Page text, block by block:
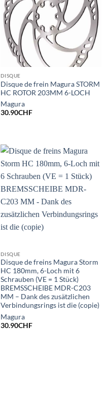
DISQUE
Disque de frein Magura STORM
HC ROTOR 203MM 6-LOCH
Magura
30.90CHF
DISQUE
Disque de freins Magura Storm
HC 180mm, 6-Loch mit 6
Schrauben (VE = 1 Stück)
BREMSSCHEIBE MDR-C203
MM – Dank des zusätzlichen
Verbindungsrings ist die (copie)
Magura
30.90CHF